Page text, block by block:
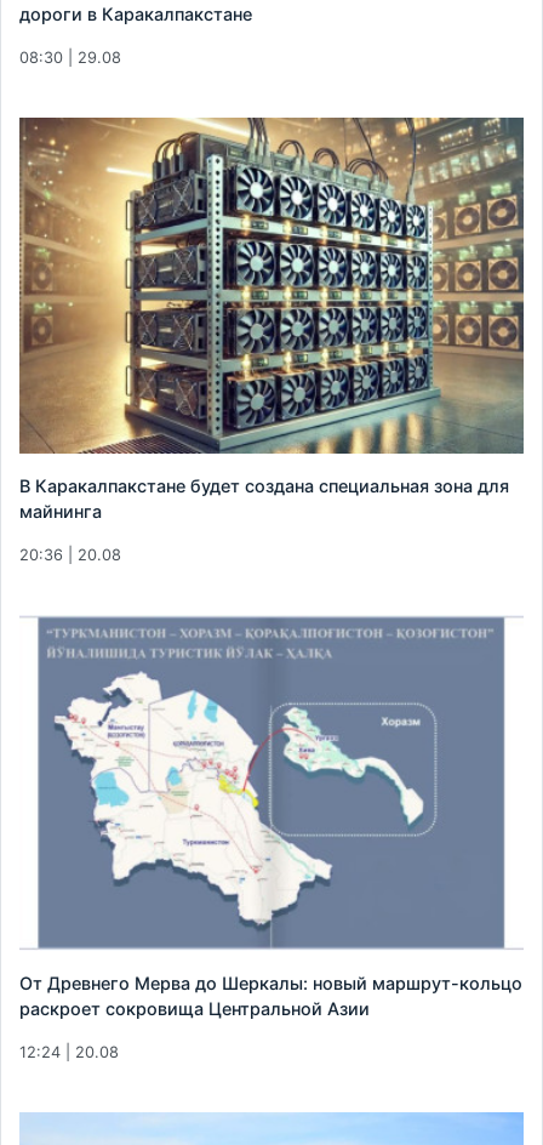
дороги в Каракалпакстане
08:30 | 29.08
В Каракалпакстане будет создана специальная зона для
майнинга
20:36 | 20.08
От Древнего Мерва до Шеркалы: новый маршрут-кольцо
раскроет сокровища Центральной Азии
12:24 | 20.08